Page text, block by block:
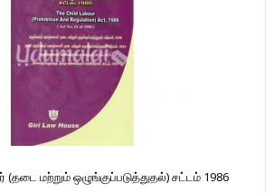
மற்றும் ஒழுங்குப்படுத்துதல்) சட்டம் 1986